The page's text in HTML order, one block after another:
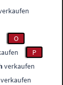
O
P
verkaufen
verkaufen